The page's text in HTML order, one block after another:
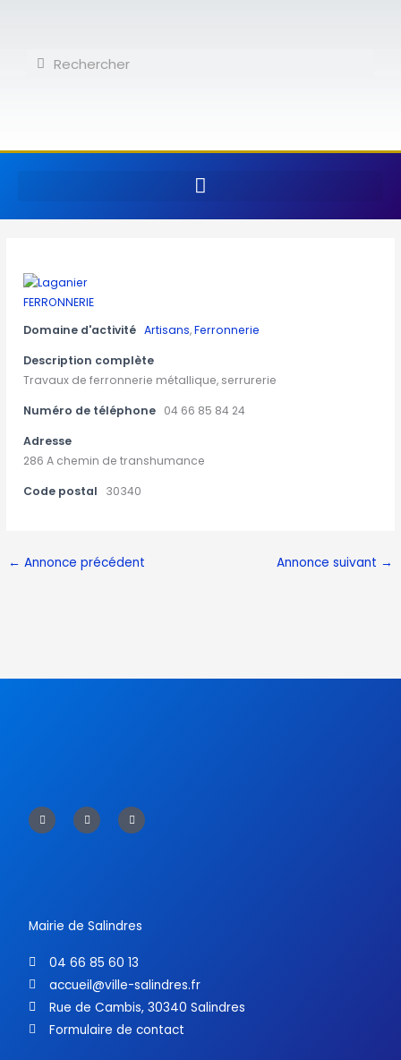
contenuRechercher
Rechercher
Domaine d'activité Artisans,Ferronnerie
Description complète
Travaux de ferronnerie métallique, serrurerie
Numéro de téléphone 04 66 85 84 24
Adresse
286 A chemin de transhumance
Code postal
30340
← Annonce précédent Annonce suivant →
a
c
e
w
i
t
o
u
t
Mairie de Salindres
04 66 85 60 13
accueil@ville-salindres.fr
Rue de Cambis, 30340 Salindres
Formulaire de contact